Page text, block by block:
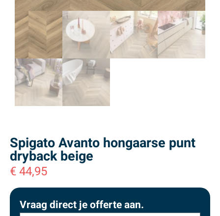
Spigato Avanto hongaarse punt
dryback beige
€44,95
Vraag direct je offerte aan.